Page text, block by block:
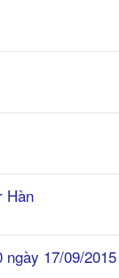
Hàn
17/09/2015